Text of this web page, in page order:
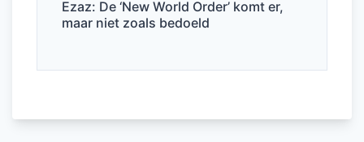
Ezaz: De ‘New World Order’ komt er,
maar niet zoals bedoeld